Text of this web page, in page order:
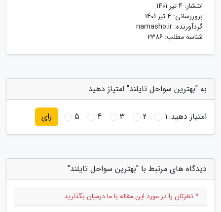
انتشار: 4 تیر 1401
بروزرسانی: 4 تیر 1401
گردآورنده: namasho.ir
شناسه مطلب: 2386
به "بهترین سواحل تایلند" امتیاز دهید
امتیاز دهید:1
2
3
4
5 رای
دیدگاه های مرتبط با "بهترین سواحل تایلند"
* نظرتان را در مورد این مقاله با ما درمیان بگذارید